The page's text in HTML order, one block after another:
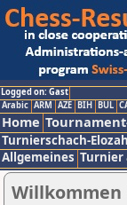
Logged on: Gast
Arabic ARM AZE BIH BUL
Home
Turnierschach-
Allgemeines Turnier
Willkommen